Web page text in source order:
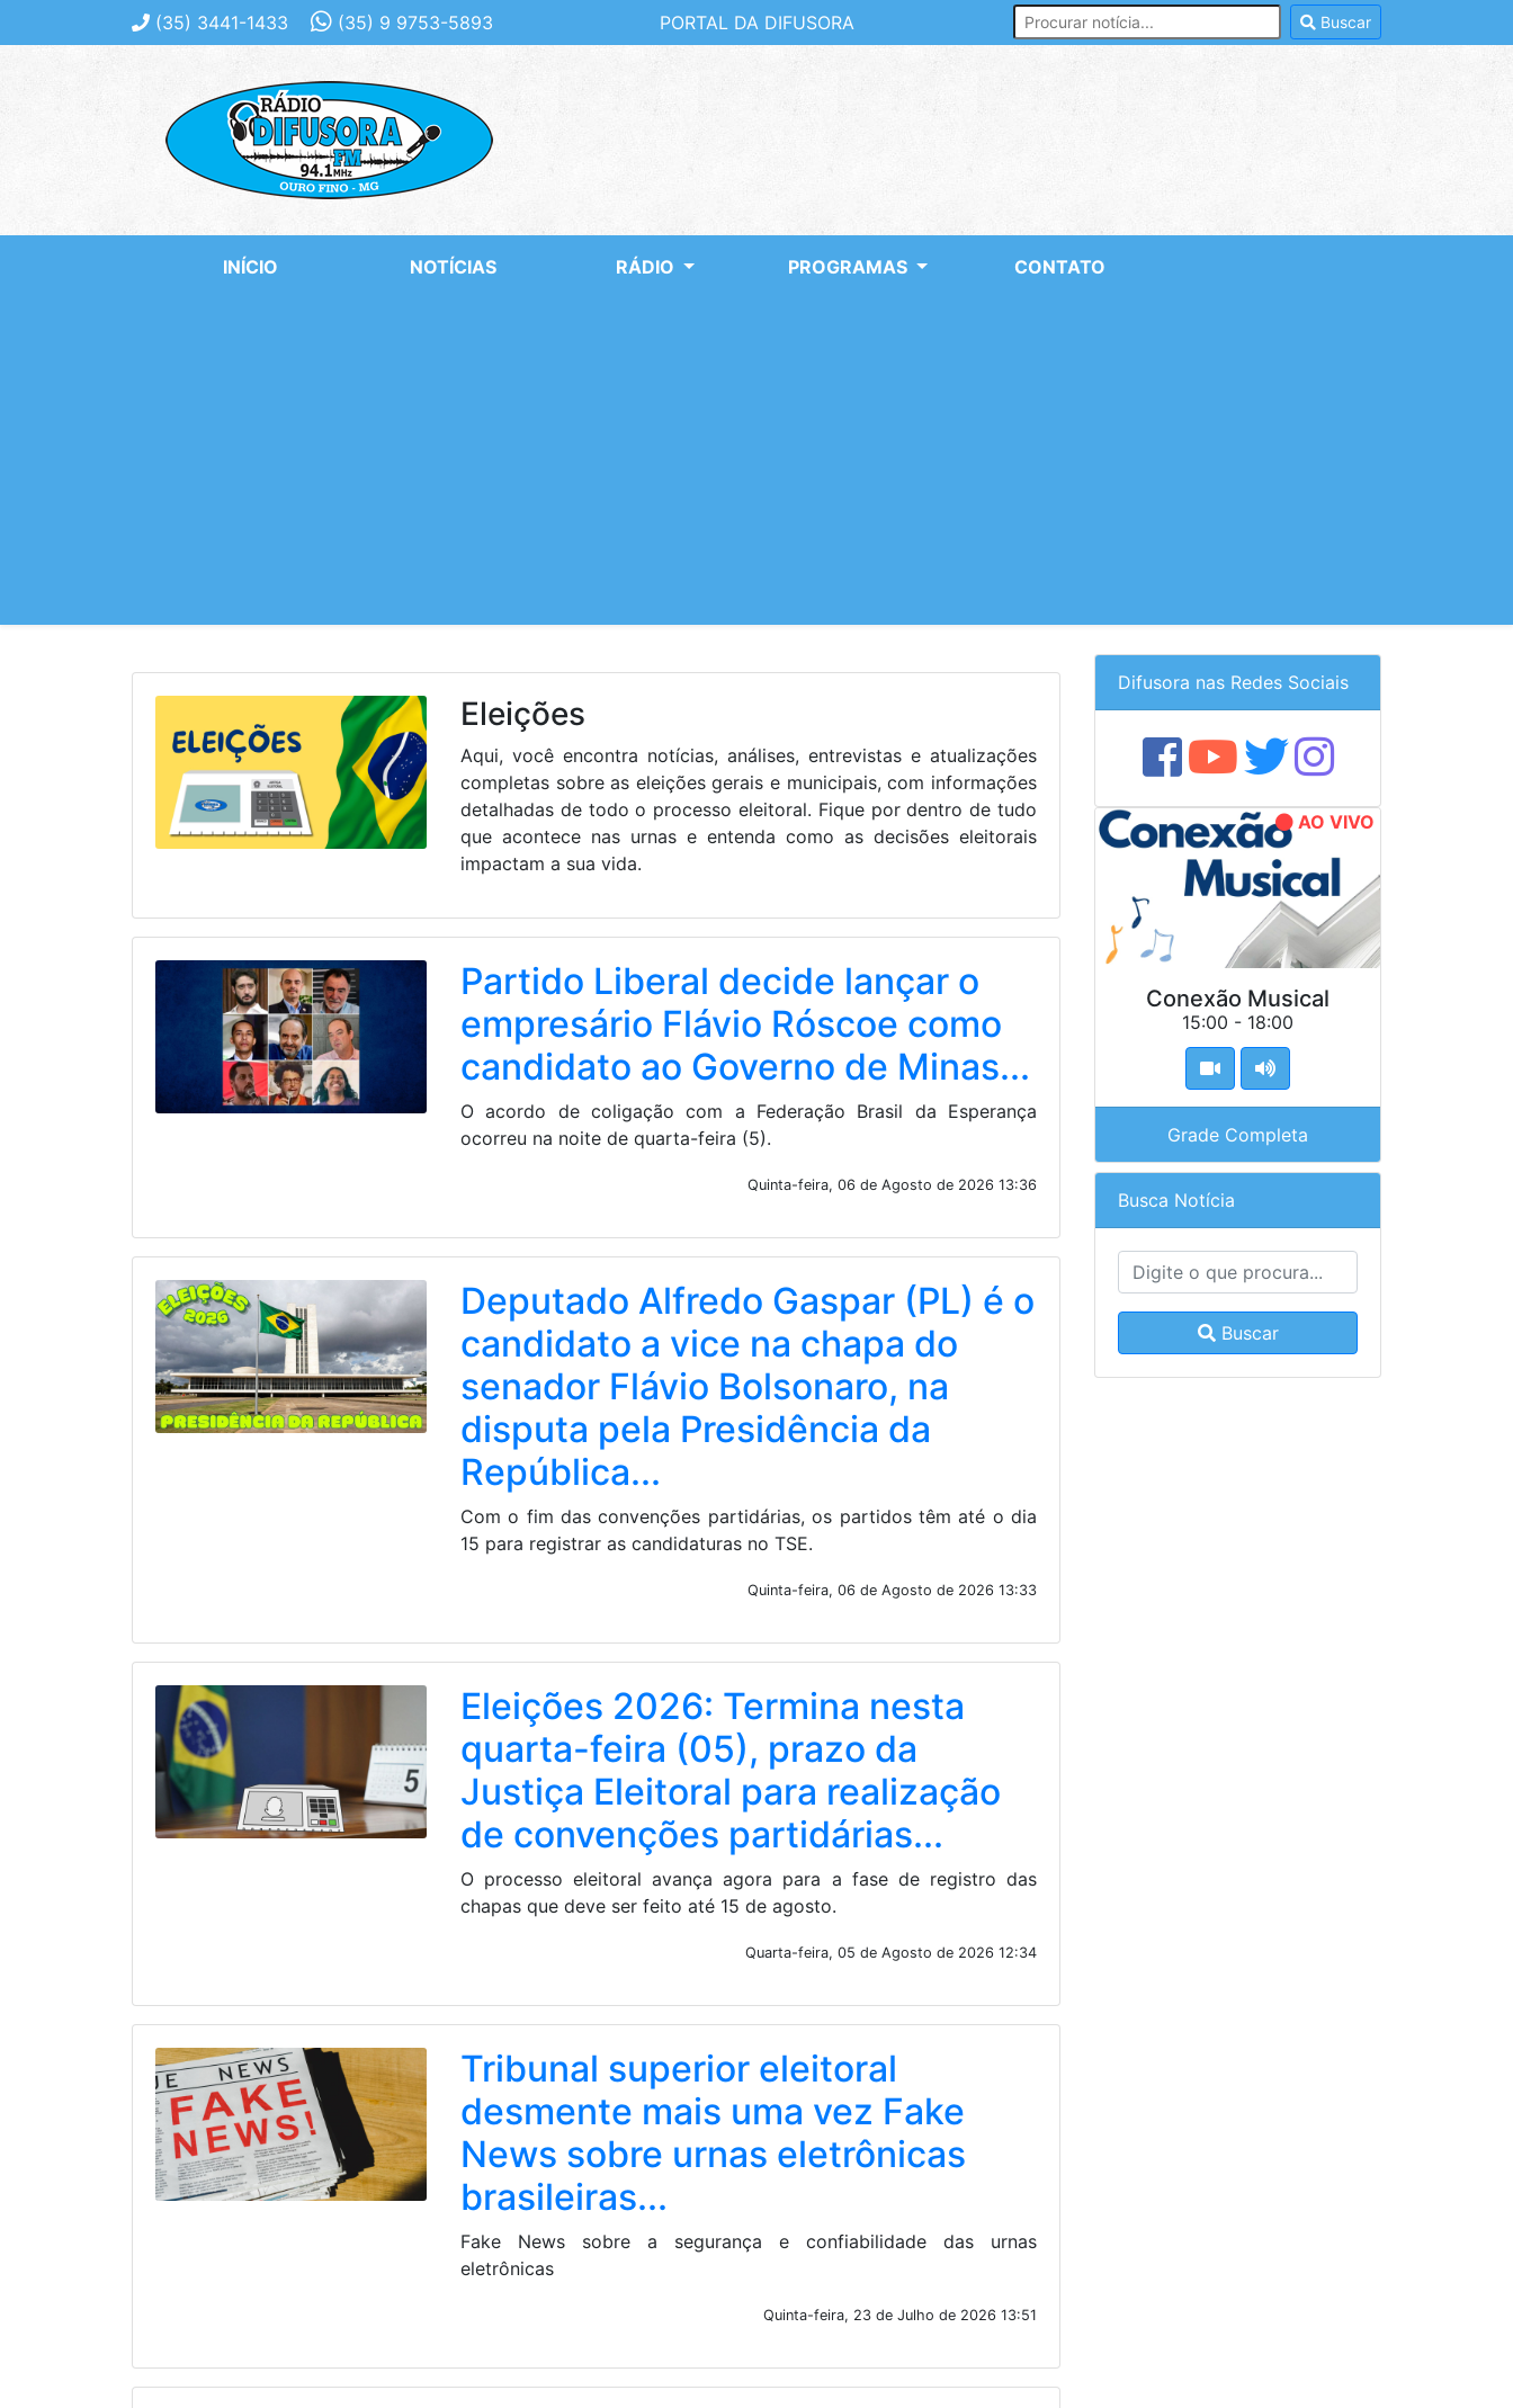
(35) 3441-1433 (35) 9 9753-5893 PORTAL DA DIFUSORA Buscar
INÍCIO NOTÍCIAS RÁDIO PROGRAMAS CONTATO
Eleições
Aqui, você encontra notícias, análises, entrevistas e atualizações
completas sobre as eleições gerais e municipais, com informações
detalhadas de todo o processo eleitoral. Fique por dentro de tudo
que acontece nas urnas e entenda como as decisões eleitorais
impactam a sua vida.
Partido Liberal decide lançar o
empresário Flávio Róscoe como
candidato ao Governo de Minas...
O acordo de coligação com a Federação Brasil da Esperança
ocorreu na noite de quarta-feira (5).
Quinta-feira, 06 de Agosto de 2026 13:36
Deputado Alfredo Gaspar (PL) é o
candidato a vice na chapa do
senador Flávio Bolsonaro, na
disputa pela Presidência da
República...
Com o fim das convenções partidárias, os partidos têm até o dia
15 para registrar as candidaturas no TSE.
Quinta-feira, 06 de Agosto de 2026 13:33
Eleições 2026: Termina nesta
quarta-feira (05), prazo da
Justiça Eleitoral para realização
de convenções partidárias...
O processo eleitoral avança agora para a fase de registro das
chapas que deve ser feito até 15 de agosto.
Quarta-feira, 05 de Agosto de 2026 12:34
Tribunal superior eleitoral
desmente mais uma vez Fake
News sobre urnas eletrônicas
brasileiras...
Fake News sobre a segurança e confiabilidade das urnas
eletrônicas
Quinta-feira, 23 de Julho de 2026 13:51
Difusora nas Redes Sociais
AO VIVO
Conexão Musical
15:00 - 18:00
Grade Completa
Busca Notícia
Buscar